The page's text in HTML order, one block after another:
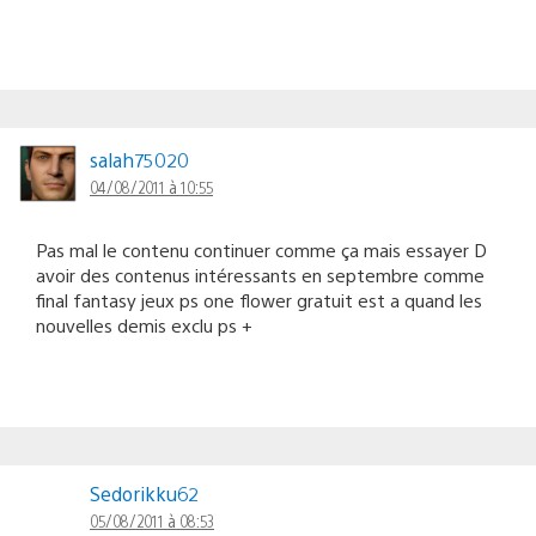
salah75020
04/08/2011 à 10:55
Pas mal le contenu continuer comme ça mais essayer D
avoir des contenus intéressants en septembre comme
final fantasy jeux ps one flower gratuit est a quand les
nouvelles demis exclu ps +
Sedorikku62
05/08/2011 à 08:53